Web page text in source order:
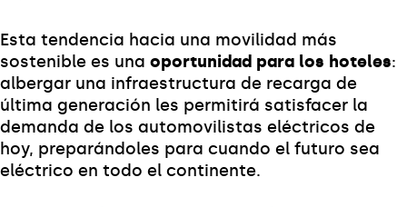
Esta tendencia hacia una movilidad más
sostenible es una oportunidad para los hoteles:
albergar una infraestructura de recarga de
última generación les permitirá satisfacer la
demanda de los automovilistas eléctricos de
hoy, preparándoles para cuando el futuro sea
eléctrico en todo el continente.